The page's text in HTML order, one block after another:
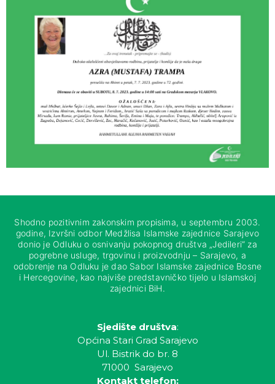
Shodno pozitivnim zakonskim propisima, u septembru 2003.
godine, Izvršni odbor Medžlisa Islamske zajednice Sarajevo
donio je Odluku o osnivanju pokopnog društva „Jedileri“ za
pogrebne usluge, trgovinu i proizvodnju – Sarajevo, a
odobrenje na Odluku je dao Sabor Islamske zajednice Bosne
i Hercegovine, kao najviše predstavničko tijelo u Islamskoj
zajednici BiH.
Sjedište društva:
Općina Stari Grad Sarajevo
Ul. Bistrik do br. 8
71000 Sarajevo
Kontakt telefon: